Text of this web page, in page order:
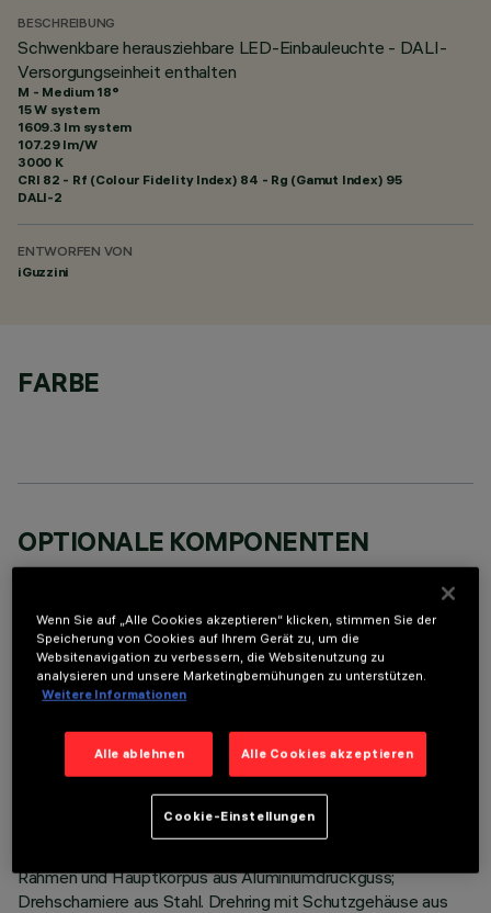
BESCHREIBUNG
Schwenkbare herausziehbare LED-Einbauleuchte - DALI-
Versorgungseinheit enthalten
M - Medium 18°
15 W system
1609.3 lm system
107.29 lm/W
3000 K
CRI 82 - Rf (Colour Fidelity Index) 84 - Rg (Gamut Index) 95
DALI-2
ENTWORFEN VON
iGuzzini
FARBE
OPTIONALE KOMPONENTEN
TECHNISCHE DATEN
LETZTES UPDATE: 05.08.2026
Einbau-Leuchte mit schwenkbarer, herausziehbarer LED-
Rahmen und Hauptkorpus aus Aluminiumdruckguss;
Drehscharniere aus Stahl. Drehring mit Schutzgehäuse aus
Wenn Sie auf „Alle Cookies akzeptieren“ klicken, stimmen Sie der
Speicherung von Cookies auf Ihrem Gerät zu, um die
Websitenavigation zu verbessern, die Websitenutzung zu
analysieren und unsere Marketingbemühungen zu unterstützen.
Weitere Informationen
Alle ablehnen Alle Cookies akzeptieren
Cookie-Einstellungen